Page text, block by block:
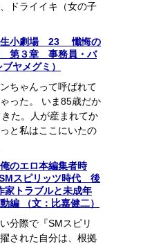
ドライイキ（女の子
生小劇場 23 懺悔の
第３章 事務員・バ
ヤメグミ）
ちゃんって呼ばれて
った。 いま85歳だか
た。人が産まれてか
と私はここにいたの
のエロ本編集者時
スピリッツ時代 後
トラブルと未成年
編 （文：比嘉健二）
分際で『SMスピリ
された自分は、根拠